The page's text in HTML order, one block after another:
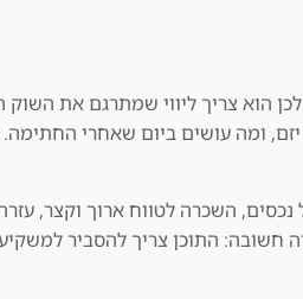
לכן הוא צריך ליווי שמתרגם את
ומה עושים ביום שאחרי
השכרה לטווח ארוך וקצר,
חשובה: התוכן צריך להסביר